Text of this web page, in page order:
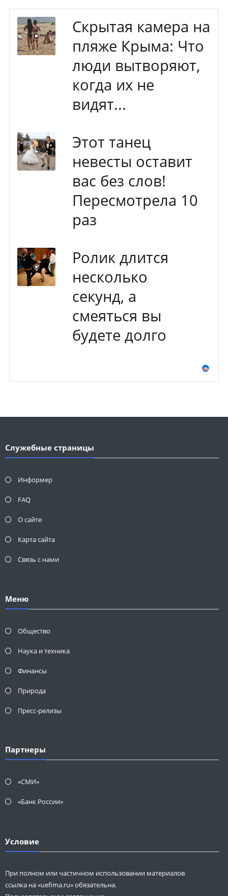
Скрытая камера на
пляже Крыма: Что
люди вытворяют,
когда их не
видят...
Этот танец
невесты оставит
вас без слов!
Пересмотрела 10
раз
Ролик длится
несколько
секунд, а
смеяться вы
будете долго
Служебные страницы
Информер
FAQ
О сайте
Карта сайта
Связь с нами
Меню
Общество
Наука и техника
Финансы
Природа
Пресс-релизы
Партнеры
«СМИ»
«Банк России»
Условие
При полном или частичном использовании материалов
ссылка на «uefima.ru» обязательна.